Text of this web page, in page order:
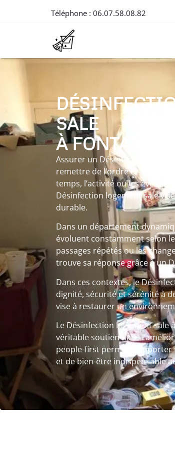
Téléphone : 06.07.58.08.82
SALE
À FONTANIL-
Assurer un Désinfection
remettre de l’ordre et de la
temps, l’activité ou les
Désinfection logement sale
durable.
Dans un département
évoluent constamment selon
passages répétés ou les
trouve sa réponse grâce à un
Dans ces contextes, le
dignité, sécurité et sérénité à
vise à restaurer un
Le Désinfection logement sale
véritable soutien dans
people-first permet
et de bien-être indispensable